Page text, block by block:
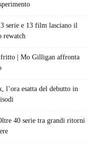
serie e 13 film lasciano il
rewatch
| Mo Gilligan affronta
l’ora esatta del debutto in
40 serie tra grandi ritorni